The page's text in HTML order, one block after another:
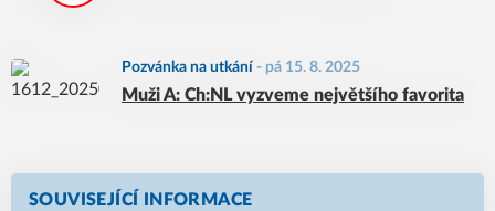
Pozvánka na utkání - pá 15. 8. 2025
Muži A: Ch:NL vyzveme největšího favorita
SOUVISEJÍCÍ INFORMACE